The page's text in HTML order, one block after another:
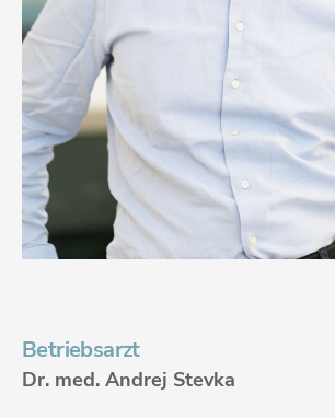
Betriebsarzt
Dr. med. Andrej Stevka